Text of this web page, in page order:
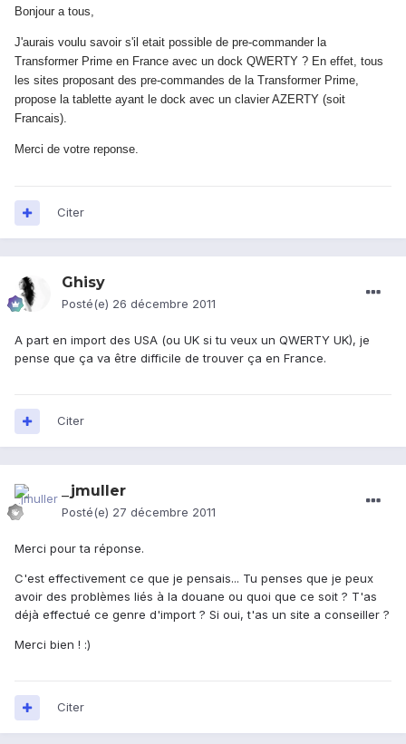
Bonjour a tous,
J'aurais voulu savoir s'il etait possible de pre-commander la
Transformer Prime en France avec un dock QWERTY ? En effet, tous
les sites proposant des pre-commandes de la Transformer Prime,
propose la tablette ayant le dock avec un clavier AZERTY (soit
Francais).
Merci de votre reponse.
Citer
Ghisy
Posté(e) 26 décembre 2011
A part en import des USA (ou UK si tu veux un QWERTY UK), je
pense que ça va être difficile de trouver ça en France.
Citer
_jmuller
Posté(e) 27 décembre 2011
Merci pour ta réponse.
C'est effectivement ce que je pensais... Tu penses que je peux
avoir des problèmes liés à la douane ou quoi que ce soit ? T'as
déjà effectué ce genre d'import ? Si oui, t'as un site a conseiller ?
Merci bien ! :)
Citer